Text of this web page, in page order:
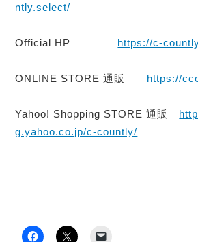
ntly.select/
Official HP https://c-
ONLINE STORE 通販 https://
Yahoo! Shopping STORE 通販
g.yahoo.co.jp/c-countly/